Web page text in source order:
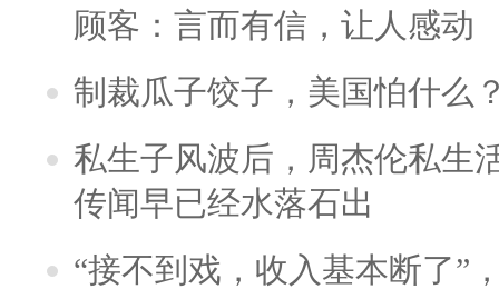
顾客：言而有信，让人感动
制裁瓜子饺子，美国怕什么
私生子风波后，周杰伦私生
传闻早已经水落石出
“接不到戏，收入基本断了”